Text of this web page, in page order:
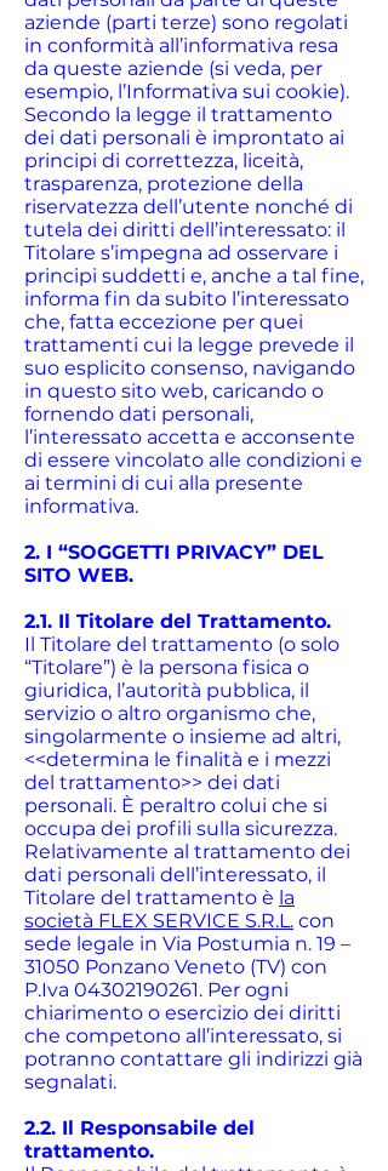
aziende (parti terze) sono regolati
in conformità all’informativa resa
da queste aziende (si veda, per
esempio, l’Informativa sui cookie).
Secondo la legge il trattamento
dei dati personali è improntato ai
principi di correttezza, liceità,
trasparenza, protezione della
riservatezza dell’utente nonché di
tutela dei diritti dell’interessato: il
Titolare s’impegna ad osservare i
principi suddetti e, anche a tal fine,
informa fin da subito l’interessato
che, fatta eccezione per quei
trattamenti cui la legge prevede il
suo esplicito consenso, navigando
in questo sito web, caricando o
fornendo dati personali,
l’interessato accetta e acconsente
di essere vincolato alle condizioni e
ai termini di cui alla presente
informativa.
2. I “SOGGETTI PRIVACY” DEL
SITO WEB.
2.1. Il Titolare del Trattamento.
Il Titolare del trattamento (o solo
“Titolare”) è la persona fisica o
giuridica, l’autorità pubblica, il
servizio o altro organismo che,
singolarmente o insieme ad altri,
<<determina le finalità e i mezzi
del trattamento>> dei dati
personali. È peraltro colui che si
occupa dei profili sulla sicurezza.
Relativamente al trattamento dei
dati personali dell’interessato, il
Titolare del trattamento è la
società FLEX SERVICE S.R.L. con
sede legale in Via Postumia n. 19 –
31050 Ponzano Veneto (TV) con
P.Iva 04302190261. Per ogni
chiarimento o esercizio dei diritti
che competono all’interessato, si
potranno contattare gli indirizzi già
segnalati.
2.2. Il Responsabile del
trattamento.